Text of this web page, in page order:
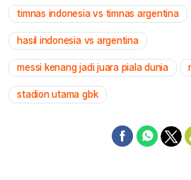
timnas indonesia vs timnas argentina
hasil indonesia vs argentina
messi kenang jadi juara piala dunia
stadion utama gbk